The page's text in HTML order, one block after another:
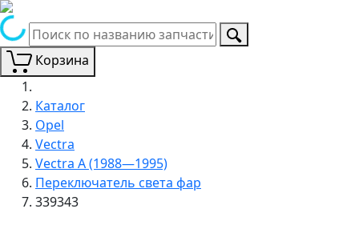
Корзина
Каталог
Opel
Vectra
Vectra A (1988—1995)
Переключатель света фар
339343